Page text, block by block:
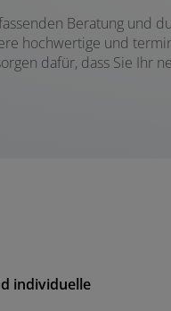
Beratung und
hochwertige und
dafür, dass Sie Ihr
individuelle